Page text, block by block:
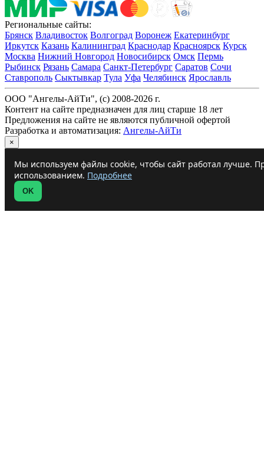
Региональные сайты:
Брянск Владивосток Волгоград Воронеж Екатеринбург
Иркутск Казань Калининград Краснодар Красноярск Курск
Москва Нижний Новгород Новосибирск Омск Пермь
Рыбинск Рязань Самара Санкт-Петербург Саратов Сочи
Ставрополь Сыктывкар Тула Уфа Челябинск Ярославль
ООО "Ангелы-АйТи", (c) 2008-2026 г.
Контент на сайте предназначен для лиц старше 18 лет
Предложения на сайте не являются публичной офертой
Разработка и автоматизация: Ангелы-АйТи
×
Мы используем файлы cookie, чтобы сайт работал лучше.
использованием. Подробнее
OK